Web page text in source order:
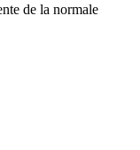
de la normale